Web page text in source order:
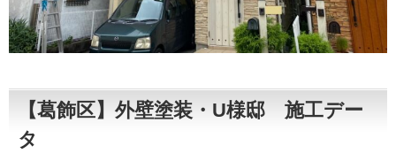
【葛飾区】外壁塗装・U様邸 施工デー
タ